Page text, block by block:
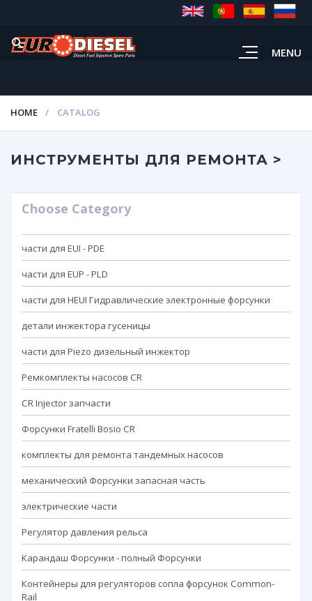
MENU
HOME CATALOG
ИНСТРУМЕНТЫ ДЛЯ РЕМОНТА >
Choose Category
части для EUI - PDE
части для EUP - PLD
части для HEUI Гидравлические электронные форсунки
детали инжектора гусеницы
части для Piezo дизельный инжектор
Ремкомплекты насосов CR
CR Injector запчасти
Форсунки Fratelli Bosio CR
комплекты для ремонта тандемных насосов
механический Форсунки запасная часть
электрические части
Регулятор давления рельса
Карандаш Форсунки - полный Форсунки
Контейнеры для регуляторов сопла форсунок Common-
Rail